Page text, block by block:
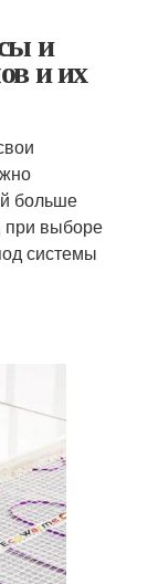
и
и их
больше
при выборе
системы